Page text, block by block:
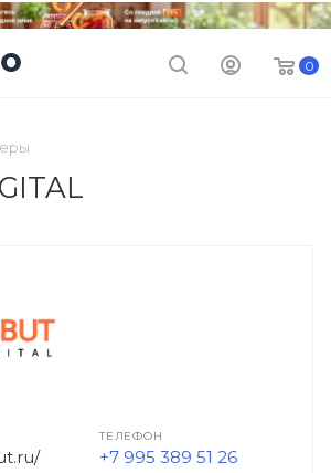
0
ТЕЛЕФОН
+7 995 389 51 26